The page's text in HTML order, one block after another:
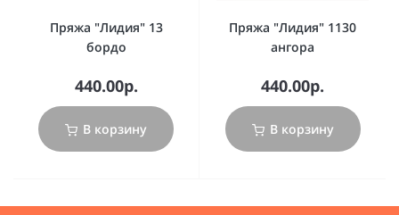
Пряжа "Лидия" 13
бордо
440.00р.
В корзину
Пряжа "Лидия" 1130
ангора
440.00р.
В корзину